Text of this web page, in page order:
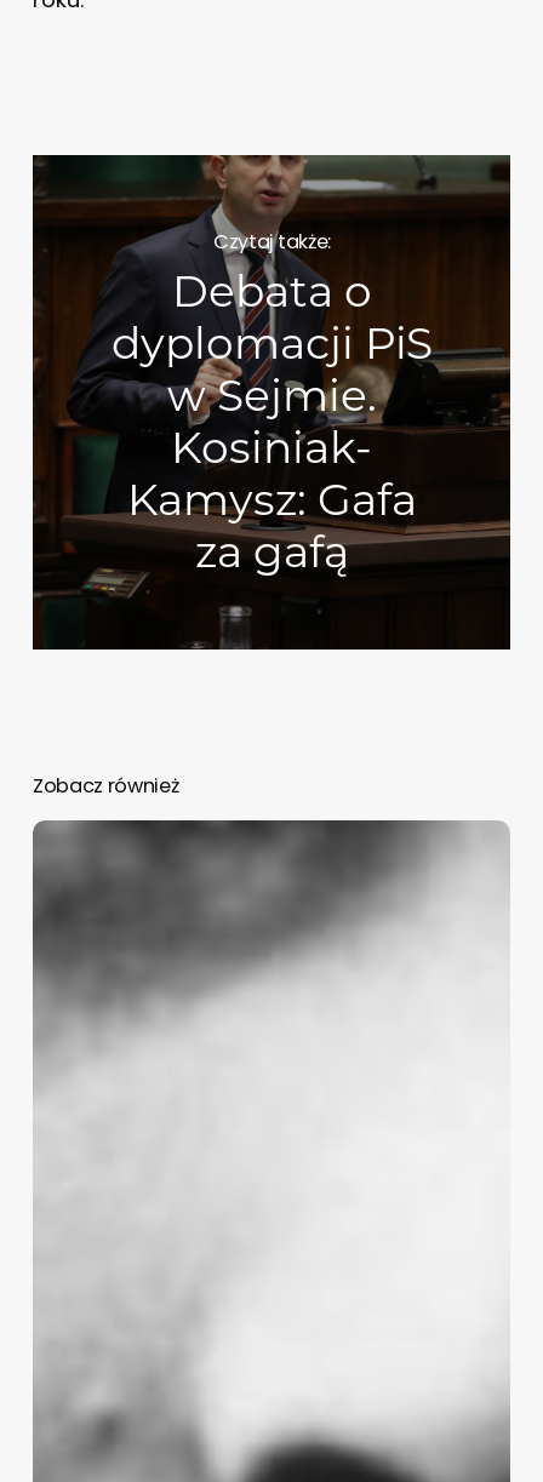
Czytaj także:
Debata o
dyplomacji PiS
w Sejmie.
Kosiniak-
Kamysz: Gafa
za gafą
Zobacz również